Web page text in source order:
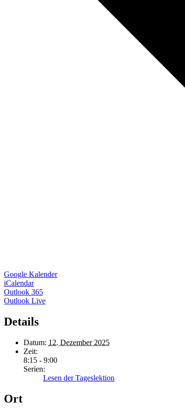
Google Kalender
iCalendar
Outlook 365
Outlook Live
Details
Datum: 12. Dezember 2025
Zeit:
8:15 - 9:00
Serien:
Lesen der Tageslektion
Ort